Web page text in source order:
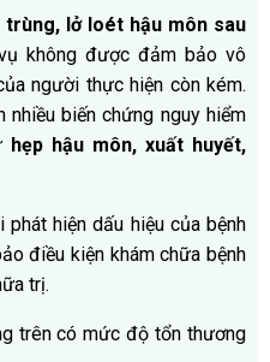
trùng, lở loét hậu môn sau
không được đảm bảo vô
người thực hiện còn kém.
biến chứng nguy hiểm
hẹp hậu môn, xuất huyết,
phát hiện dấu hiệu của bệnh
điều kiện khám chữa bệnh
trị.
trên có mức độ tổn thương